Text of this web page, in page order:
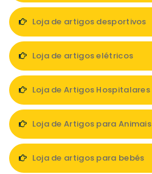
Loja de artigos desportivos
Loja de artigos elétricos
Loja de Artigos Hospitalares
Loja de Artigos para Animais
Loja de artigos para bebés